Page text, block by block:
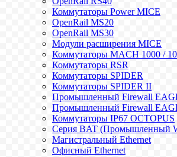
Коммутаторы Power MICE
OpenRail MS20
OpenRail MS30
Модули расширения MICE
Коммутаторы MACH 1000 /
Коммутаторы RSR
Коммутаторы SPIDER
Коммутаторы SPIDER II
Промышленный Firewall
Промышленный Firewall
Коммутаторы IP67 OCTOPUS
Серия BAT (Промышленный
Магистральный Ethernet
Офисный Ethernet